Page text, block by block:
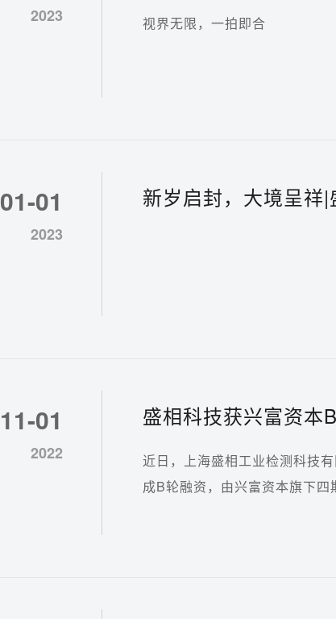
2023 视界无限，一拍即合
01-01
2023
新岁启封，大境呈祥
11-01
2022
盛相科技获兴富资本
器视觉硬件创新
近日，上海盛相工业检测科技
成B轮融资，由兴富资本旗下四